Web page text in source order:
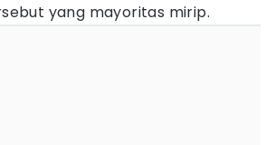
yang mayoritas mirip.